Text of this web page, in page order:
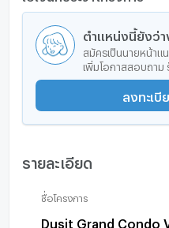
ตำแหน่งนี้ยังว่า
สมัครเป็นนายหน้าแ
เพิ่มโอกาสสอบถาม
ลงทะเบี
รายละเอียด
ชื่อโครงการ
Dusit Grand Condo